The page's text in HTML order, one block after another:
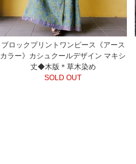
ブロックプリントワンピース《アース
カラー》カシュクールデザイン マキシ
丈◆木版＊草木染め
SOLD OUT